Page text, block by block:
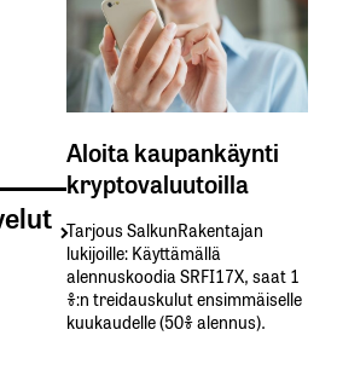
Aloita kaupankäynti
kryptovaluutoilla
Tarjous SalkunRakentajan
lukijoille: Käyttämällä​ ​
alennuskoodia​ ​SRFI17X,​ ​saat​ ​1
%:n treidauskulut​ ​ensimmäiselle​ ​
kuukaudelle​ ​(50%​ ​alennus).